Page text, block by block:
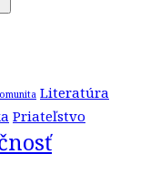
Literatúra
Priateľstvo